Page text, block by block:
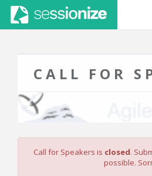
CALL FOR
Call for Speakers is closed.
possible.